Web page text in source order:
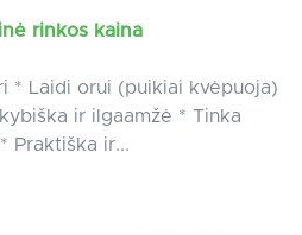
rinkos kaina
* Laidi orui (puikiai kvėpuoja)
ir ilgaamžė * Tinka
Praktiška ir...